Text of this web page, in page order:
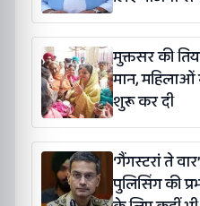
कर रही है:
मुक्तसर की
मान, महिलाओं
शुरू कर दी
‘गैंगस्टरां ते
पुलिसिंग की